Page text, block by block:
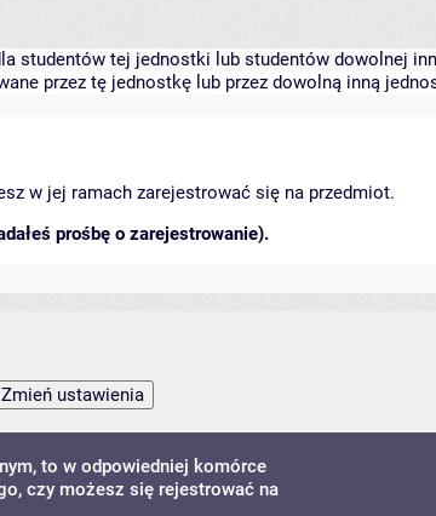
studentów tej jednostki lub studentów dowolnej
przez tę jednostkę lub przez dowolną inną
w jej ramach zarejestrować się na przedmiot.
prośbę o zarejestrowanie).
to w odpowiedniej komórce
czy możesz się rejestrować na